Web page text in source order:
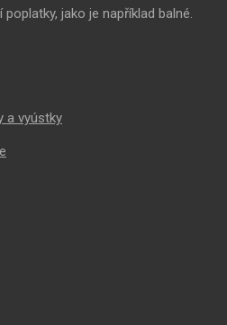
jako je například balné.
a vyústky